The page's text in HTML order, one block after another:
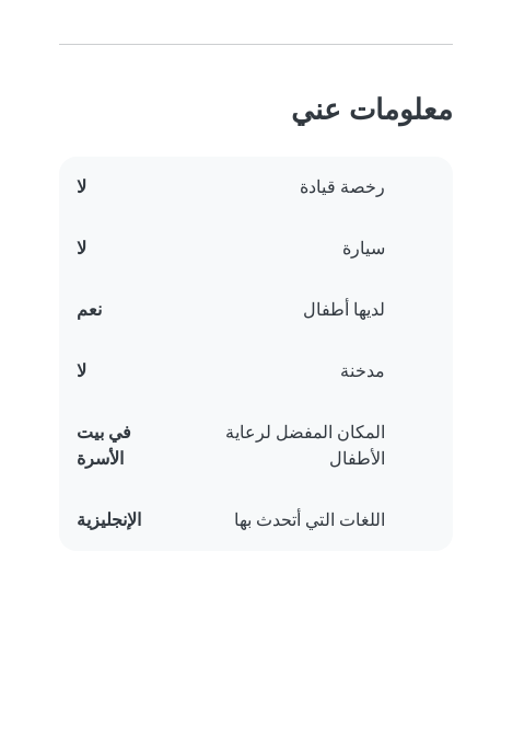
معلومات عني
رخصة قيادة لا
سيارة لا
لديها أطفال نعم
مدخنة لا
المكان المفضل لرعاية
الأطفال
في بيت
الأسرة
اللغات التي أتحدث بها الإنجليزية